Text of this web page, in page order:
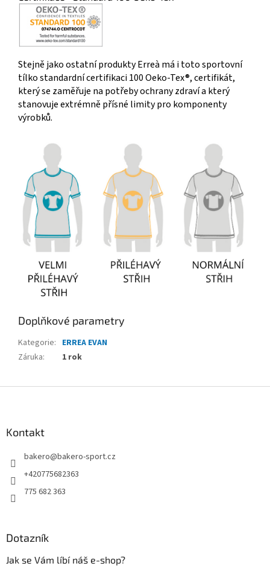
Stejně jako ostatní produkty Erreà má i toto sportovní
tílko standardní certifikaci 100 Oeko-Tex®, certifikát,
který se zaměřuje na potřeby ochrany zdraví a který
stanovuje extrémně přísné limity pro komponenty
výrobků.
Doplňkové parametry
Kategorie: ERREA EVAN
Záruka: 1 rok
Kontakt
bakero@bakero-sport.cz
+420775682363
775 682 363
Dotazník
Jak se Vám líbí náš e-shop?